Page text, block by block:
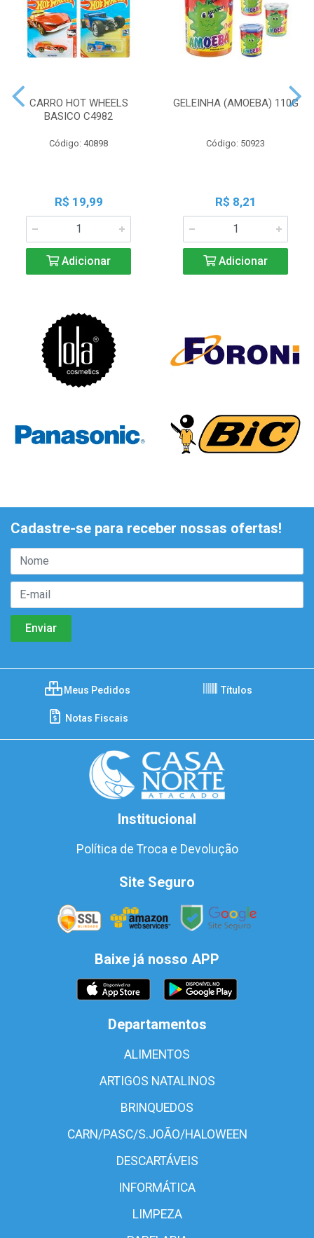
CARRO HOT WHEELS
BASICO C4982
Código: 40898
R$ 19,99
Adicionar
GELEINHA (AMOEBA) 110G
Código: 50923
R$ 8,21
Adicionar
Cadastre-se para receber nossas ofertas!
Meus Pedidos Títulos
Notas Fiscais
Institucional
Política de Troca e Devolução
Site Seguro
Baixe já nosso APP
Departamentos
ALIMENTOS
ARTIGOS NATALINOS
BRINQUEDOS
CARN/PASC/S.JOÃO/HALOWEEN
DESCARTÁVEIS
INFORMÁTICA
LIMPEZA